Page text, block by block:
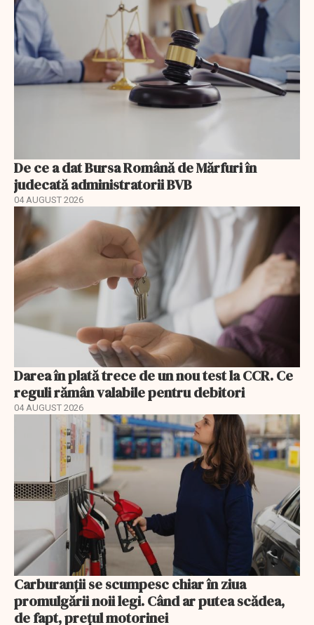
De ce a dat Bursa Română de Mărfuri în
judecată administratorii BVB
04 AUGUST 2026
Darea în plată trece de un nou test la CCR. Ce
reguli rămân valabile pentru debitori
04 AUGUST 2026
Carburanții se scumpesc chiar în ziua
promulgării noii legi. Când ar putea scădea,
de fapt, prețul motorinei